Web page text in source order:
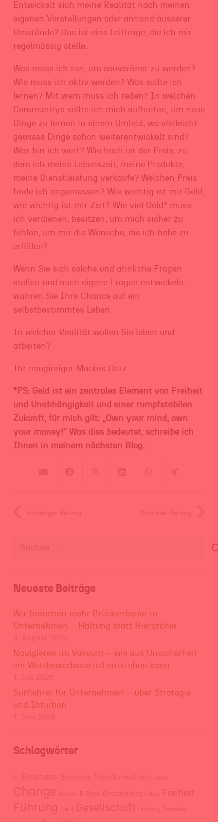
Entwickelt sich meine Realität nach meinen
eigenen Vorstellungen oder anhand äusserer
Umstände? Das ist eine Leitfrage, die ich mir
regelmässig stelle.
Was muss ich tun, um souveräner zu werden?
Wie muss ich aktiv werden? Was sollte ich
lernen? Mit wem muss ich reden? In welchen
Communitys sollte ich mich aufhalten, um neue
Dinge zu lernen in einem Umfeld, wo vielleicht
gewisse Dinge schon weiterentwickelt sind?
Was bin ich wert? Wie hoch ist der Preis, zu
dem ich meine Lebenszeit, meine Produkte,
meine Dienstleistung verkaufe? Welchen Preis
finde ich angemessen? Wie wichtig ist mir Geld,
wie wichtig ist mir Zeit? Wie viel Geld* muss
ich verdienen, besitzen, um mich sicher zu
fühlen, um mir die Wünsche, die ich habe zu
erfüllen?
Wenn Sie sich solche und ähnliche Fragen
stellen und auch eigene Fragen entwickeln,
wahren Sie Ihre Chance auf ein
selbstbestimmtes Leben.
In welcher Realität wollen Sie leben und
arbeiten?
Ihr neugieriger Markus Hotz
*PS: Geld ist ein zentrales Element von Freiheit
und Unabhängigkeit und einer rumpfstabilen
Zukunft, für mich gilt: „Own your mind, own
your money!“ Was dies bedeutet, schreibe ich
Ihnen in meinem nächsten Blog.
Neueste Beiträge
Wir brauchen mehr Brückenbauer in
Unternehmen – Haltung statt Hierarchie
Navigieren im Vakuum – wie aus Unsicherheit
ein Wettbewerbsvorteil entstehen kann
Surflehrer für Unternehmen – über Strategie
und Intuition
Schlagwörter